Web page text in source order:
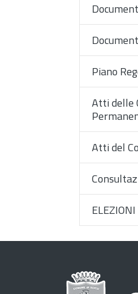
Piano
Atti delle
Atti del